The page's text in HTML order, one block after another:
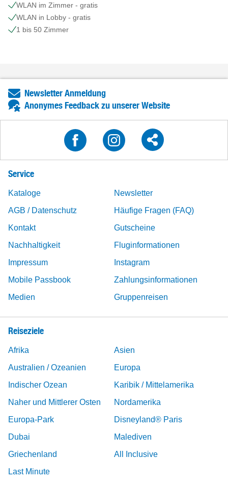
WLAN im Zimmer - gratis
WLAN in Lobby - gratis
1 bis 50 Zimmer
Newsletter Anmeldung
Anonymes Feedback zu unserer Website
Service
Kataloge
Newsletter
AGB / Datenschutz
Häufige Fragen (FAQ)
Kontakt
Gutscheine
Nachhaltigkeit
Fluginformationen
Impressum
Instagram
Mobile Passbook
Zahlungsinformationen
Medien
Gruppenreisen
Reiseziele
Afrika
Asien
Australien / Ozeanien
Europa
Indischer Ozean
Karibik / Mittelamerika
Naher und Mittlerer Osten
Nordamerika
Europa-Park
Disneyland® Paris
Dubai
Malediven
Griechenland
All Inclusive
Last Minute